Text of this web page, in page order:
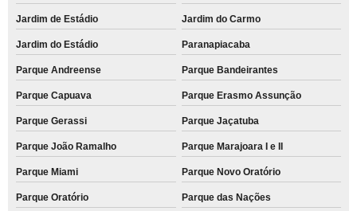
Jardim de Estádio Jardim do Carmo
Jardim do Estádio Paranapiacaba
Parque Andreense Parque Bandeirantes
Parque Capuava Parque Erasmo Assunção
Parque Gerassi Parque Jaçatuba
Parque João Ramalho Parque Marajoara I e II
Parque Miami Parque Novo Oratório
Parque Oratório Parque das Nações